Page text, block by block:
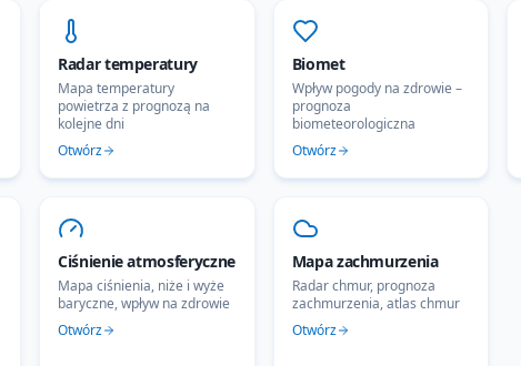
Radar temperatury
Mapa temperatury
powietrza z prognozą na
kolejne dni
Otwórz
Biomet
Wpływ pogody na zdrowie –
prognoza
biometeorologiczna
Otwórz
Ciśnienie atmosferyczne
Mapa ciśnienia, niże i wyże
baryczne, wpływ na zdrowie
Otwórz
Mapa zachmurzenia
Radar chmur, prognoza
zachmurzenia, atlas chmur
Otwórz